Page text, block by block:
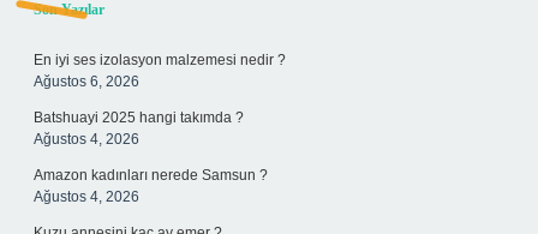
Sidebar
Son Yazılar
En iyi ses izolasyon malzemesi nedir ?
Ağustos 6, 2026
Batshuayi 2025 hangi takımda ?
Ağustos 4, 2026
Amazon kadınları nerede Samsun ?
Ağustos 4, 2026